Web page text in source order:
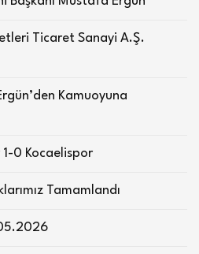
Ticaret Sanayi A.Ş.
Kamuoyuna
0 Kocaelispor
Tamamlandı